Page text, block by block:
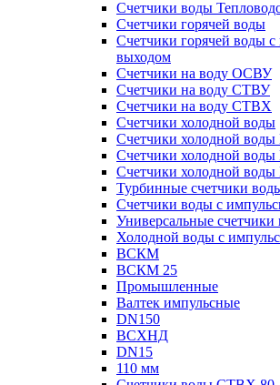
Счетчики воды
Счетчики горячей воды
Счетчики горячей воды
выходом
Счетчики на воду ОСВУ
Счетчики на воду СТВУ
Счетчики на воду СТВХ
Счетчики холодной воды
Счетчики холодной
Счетчики холодной
Счетчики холодной
Турбинные счетчики
Счетчики воды с
Универсальные счетчики
Холодной воды с
ВСКМ
ВСКМ 25
Промышленные
Валтек импульсные
DN150
ВСХНД
DN15
110 мм